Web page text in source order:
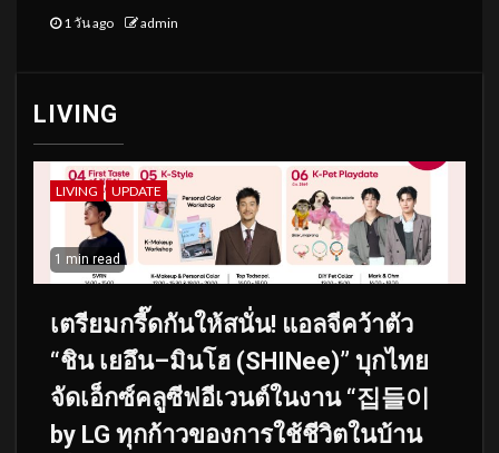
1 วัน ago admin
LIVING
LIVING UPDATE
1 min read
เตรียมกรี๊ดกันให้สนั่น! แอลจีคว้าตัว
“ชิน เยอึน–มินโฮ (SHINee)” บุกไทย
จัดเอ็กซ์คลูซีฟอีเวนต์ในงาน “집들이
by LG ทุกก้าวของการใช้ชีวิตในบ้าน